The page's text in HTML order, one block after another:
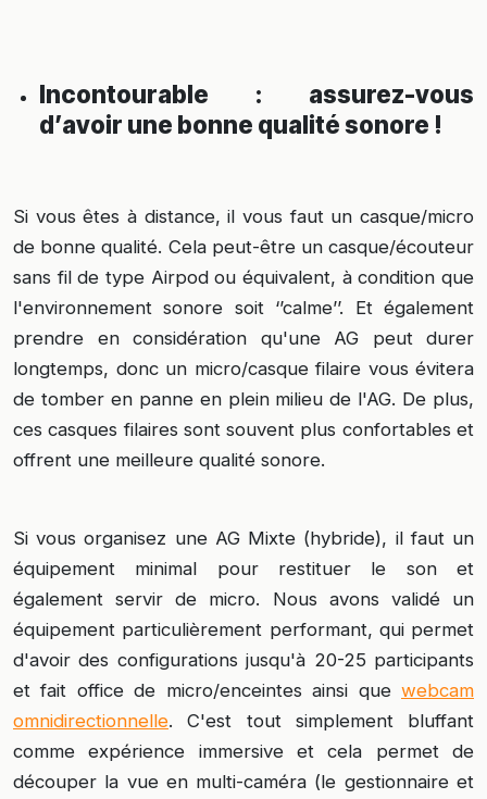
Incontourable : assurez-vous
d’avoir une bonne qualité sonore !
Si vous êtes à distance, il vous faut un casque/micro
de bonne qualité. Cela peut-être un casque/écouteur
sans fil de type Airpod ou équivalent, à condition que
l'environnement sonore soit ‘’calme’’. Et également
prendre en considération qu'une AG peut durer
longtemps, donc un micro/casque filaire vous évitera
de tomber en panne en plein milieu de l'AG. De plus,
ces casques filaires sont souvent plus confortables et
offrent une meilleure qualité sonore.
Si vous organisez une AG Mixte (hybride), il faut un
équipement minimal pour restituer le son et
également servir de micro. Nous avons validé un
équipement particulièrement performant, qui permet
d'avoir des configurations jusqu'à 20-25 participants
et fait office de micro/enceintes ainsi que webcam
omnidirectionnelle. C'est tout simplement bluffant
comme expérience immersive et cela permet de
découper la vue en multi-caméra (le gestionnaire et